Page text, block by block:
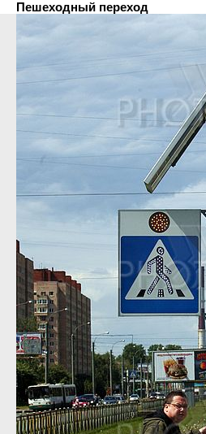
Пешеходный переход